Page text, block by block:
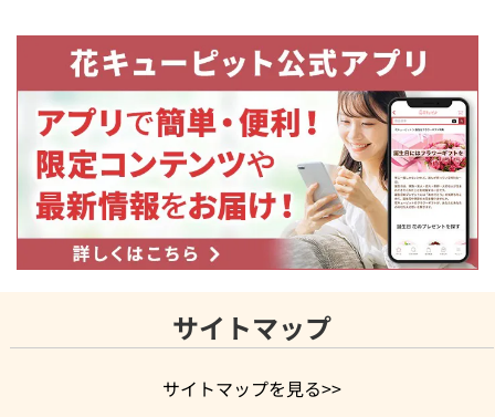
サイトマップ
サイトマップを見る>>